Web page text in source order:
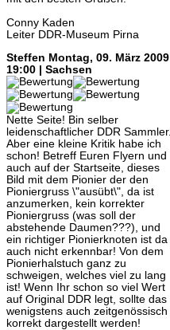
Conny Kaden
Leiter DDR-Museum Pirna
Steffen Montag, 09. März 2009
19:00 | Sachsen
Nette Seite! Bin selber
leidenschaftlicher DDR Sammler.
Aber eine kleine Kritik habe ich
schon! Betreff Euren Flyern und
auch auf der Startseite, dieses
Bild mit dem Pionier der den
Pioniergruss \"ausübt\", da ist
anzumerken, kein korrekter
Pioniergruss (was soll der
abstehende Daumen???), und
ein richtiger Pionierknoten ist da
auch nicht erkennbar! Von dem
Pionierhalstuch ganz zu
schweigen, welches viel zu lang
ist! Wenn Ihr schon so viel Wert
auf Original DDR legt, sollte das
wenigstens auch zeitgenössisch
korrekt dargestellt werden!